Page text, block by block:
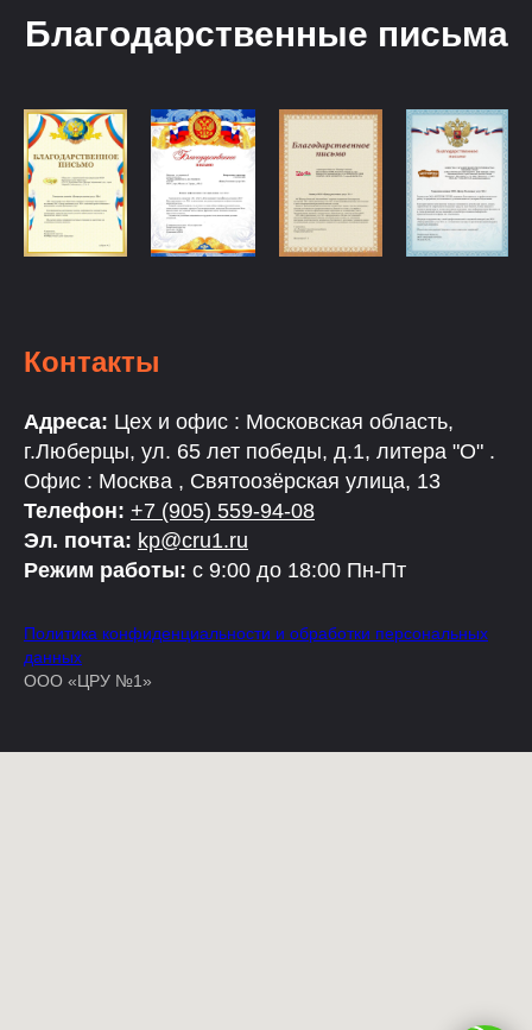
Благодарственные письма
Контакты
Адреса: Цех и офис : Московская область,
г.Люберцы, ул. 65 лет победы, д.1, литера "О" .
Офис : Москва , Святоозёрская улица, 13
Телефон: +7 (905) 559-94-08
Эл. почта: kp@cru1.ru
Режим работы: с 9:00 до 18:00 Пн-Пт
Политика конфиденциальности и обработки персональных
данных
ООО «ЦРУ №1»